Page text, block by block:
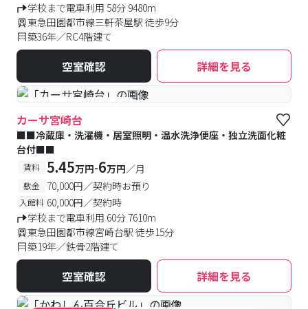
学校まで電車利用 58分 9480m
東急田園都市線三軒茶屋駅 徒歩9分
築36年／RC4階建て
空室確認 詳細を見る
#予約受付中 #空室待ち
カーサ宮崎台
■■冷蔵庫・洗濯機・居室照明・温水洗浄便座・独立洗面化粧
台付■■
賃料 5.45万円-6万円／月
敷金 70,000円／契約時お預り
入館料 60,000円／契約時
学校まで電車利用 60分 7610m
東急田園都市線宮崎台駅 徒歩15分
築19年／鉄骨2階建て
空室確認 詳細を見る